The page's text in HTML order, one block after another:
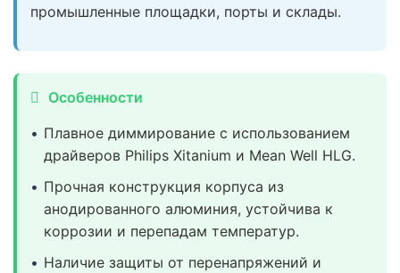
промышленные площадки, порты и склады.
Особенности
Плавное диммирование с использованием
драйверов Philips Xitanium и Mean Well HLG.
Прочная конструкция корпуса из
анодированного алюминия, устойчива к
коррозии и перепадам температур.
Наличие защиты от перенапряжений и